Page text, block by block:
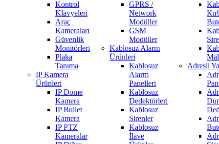
Kontrol
Klavyeleri
Araç
Kameraları
Güvenlik
Monitörleri
Plaka
Tanıma
IP Kamera
Ürünleri
IP Dome
Kamera
IP Bullet
Kamera
IP PTZ
Kameralar
GPRS /
Network
Modüller
GSM
Modüller
Kablosuz Alarm
Ürünleri
Kablosuz
Alarm
Panelleri
Kablosuz
Dedektörleri
Kablosuz
Sirenler
Kablosuz
İlave
Adresli